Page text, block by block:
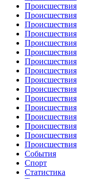
Происшествия
Происшествия
Происшествия
Происшествия
Происшествия
Происшествия
Происшествия
Происшествия
Происшествия
Происшествия
Происшествия
Происшествия
Происшествия
Происшествия
Происшествия
Происшествия
События
Спорт
Статистика